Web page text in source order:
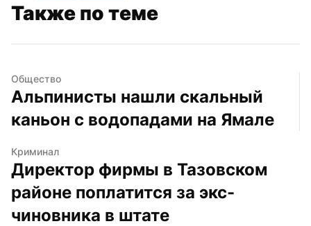
Также по теме
Общество
Альпинисты нашли скальный
каньон с водопадами на Ямале
Криминал
Директор фирмы в Тазовском
районе поплатится за экс-
чиновника в штате